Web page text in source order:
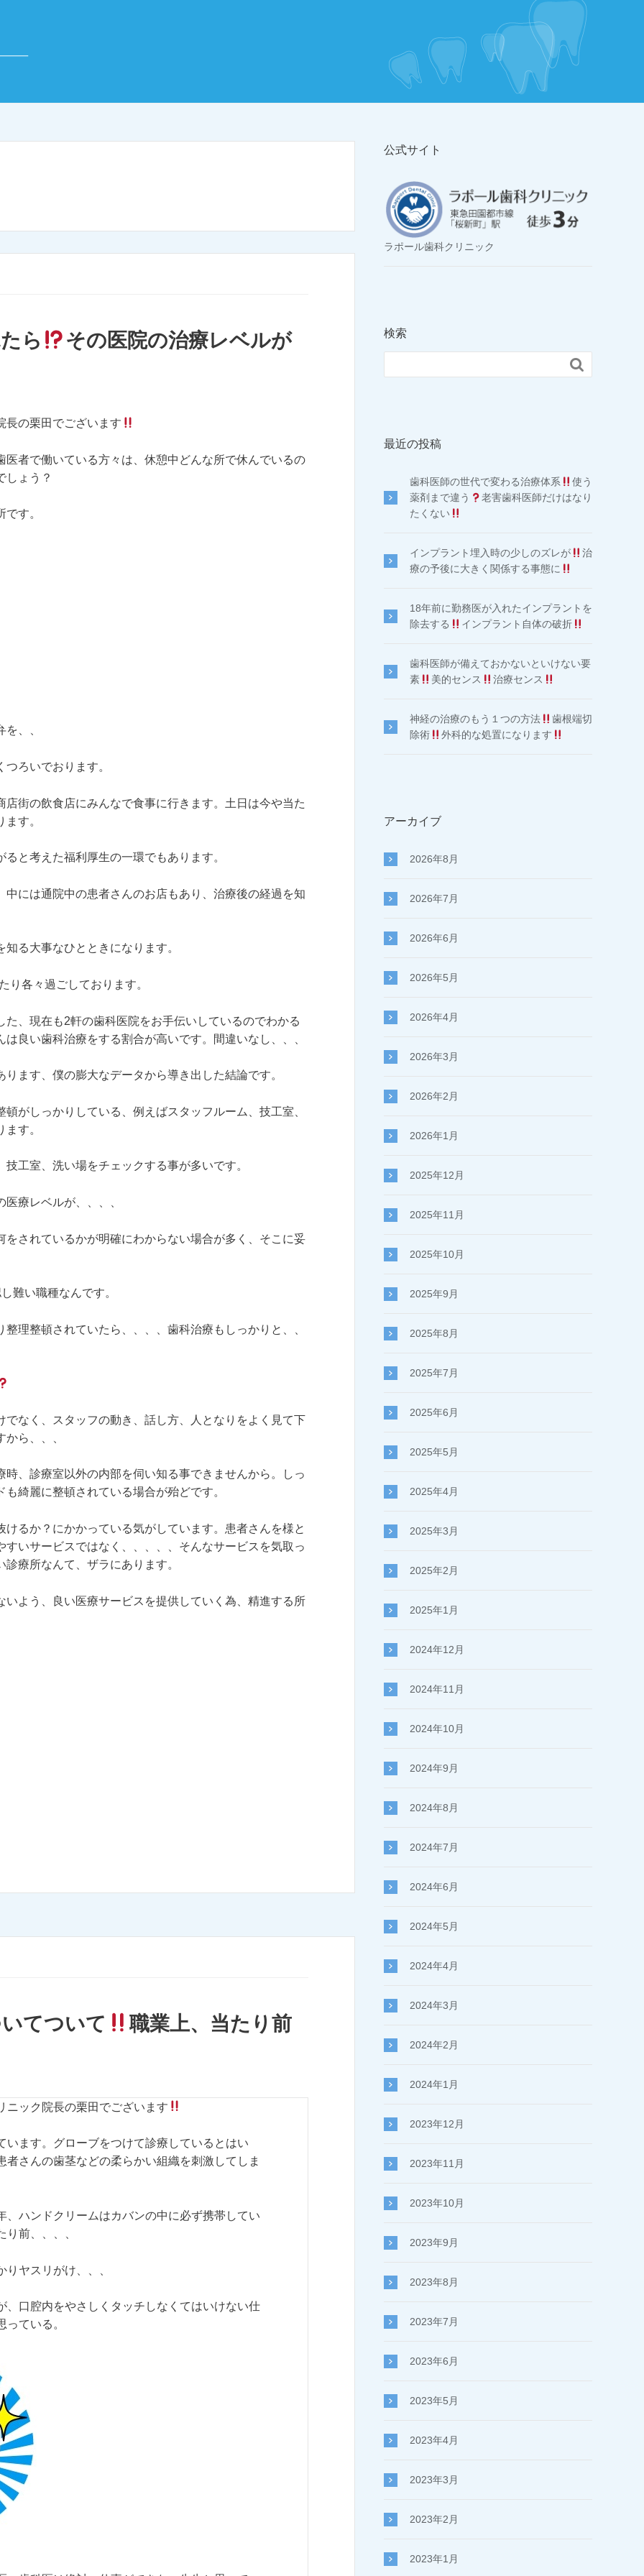
ら その医院の治療レベルが
長の栗田でございます
者で働いている方々は、休憩中どんな所で休んでいるの
しょう？
す。
、、
ろいでおります。
街の飲食店にみんなで食事に行きます。土日は今や当た
す。
と考えた福利厚生の一環でもあります。
には通院中の患者さんのお店もあり、治療後の経過を知
る大事なひとときになります。
り各々過ごしております。
、現在も2軒の歯科医院をお手伝いしているのでわかる
良い歯科治療をする割合が高いです。間違いなし、、、
ます、僕の膨大なデータから導き出した結論です。
がしっかりしている、例えばスタッフルーム、技工室、
す。
工室、洗い場をチェックする事が多いです。
療レベルが、、、、
されているかが明確にわからない場合が多く、そこに妥
難い職種なんです。
理整頓されていたら、、、、歯科治療もしっかりと、、
なく、スタッフの動き、話し方、人となりをよく見て下
ら、、、
、診療室以外の内部を伺い知る事できませんから。しっ
綺麗に整頓されている場合が殆どです。
るか？にかかっている気がしています。患者さんを様と
いサービスではなく、、、、、そんなサービスを気取っ
療所なんて、ザラにあります。
よう、良い医療サービスを提供していく為、精進する所
てついて 職業上、当たり前
ニック院長の栗田でございます
います。グローブをつけて診療しているとはい
さんの歯茎などの柔らかい組織を刺激してしま
、ハンドクリームはカバンの中に必ず携帯してい
前、、、、
ヤスリがけ、、、
、口腔内をやさしくタッチしなくてはいけない仕
ている。
公式サイト
ラポール歯科クリニック
検索

最近の投稿
歯科医師の世代で変わる治療体系
使う
薬剤まで違う
老害歯科医師だけはなり
たくない
インプラント埋入時の少しのズレが
治
療の予後に大きく関係する事態に
18年前に勤務医が入れたインプラントを
除去する
インプラント自体の破折
歯科医師が備えておかないといけない要
素
美的センス 治療センス
神経の治療のもう１つの方法
歯根端切
除術
外科的な処置になります
アーカイブ
2026年8月
2026年7月
2026年6月
2026年5月
2026年4月
2026年3月
2026年2月
2026年1月
2025年12月
2025年11月
2025年10月
2025年9月
2025年8月
2025年7月
2025年6月
2025年5月
2025年4月
2025年3月
2025年2月
2025年1月
2024年12月
2024年11月
2024年10月
2024年9月
2024年8月
2024年7月
2024年6月
2024年5月
2024年4月
2024年3月
2024年2月
2024年1月
2023年12月
2023年11月
2023年10月
2023年9月
2023年8月
2023年7月
2023年6月
2023年5月
2023年4月
2023年3月
2023年2月
2023年1月